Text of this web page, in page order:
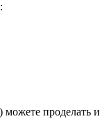
можете проделать и